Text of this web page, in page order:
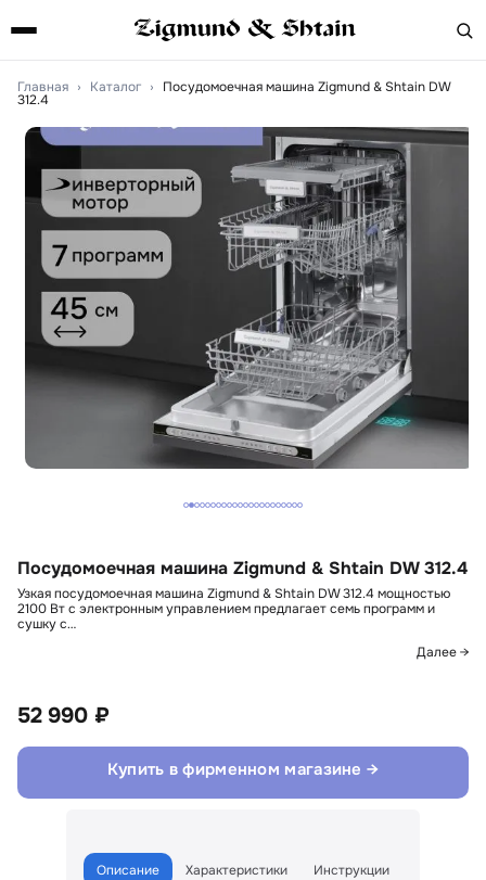
Главная › Каталог › Посудомоечная машина Zigmund & Shtain DW
312.4
Посудомоечная машина Zigmund & Shtain DW 312.4
Узкая посудомоечная машина Zigmund & Shtain DW 312.4 мощностью
2100 Вт с электронным управлением предлагает семь программ и
сушку с…
Далее →
52 990 ₽
Купить в фирменном магазине →
Описание Характеристики Инструкции